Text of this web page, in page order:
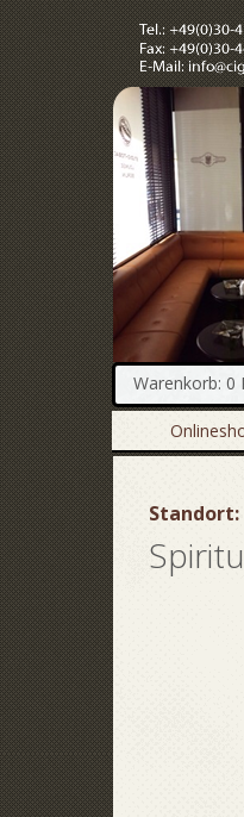
Warenkorb: 0
Standort: